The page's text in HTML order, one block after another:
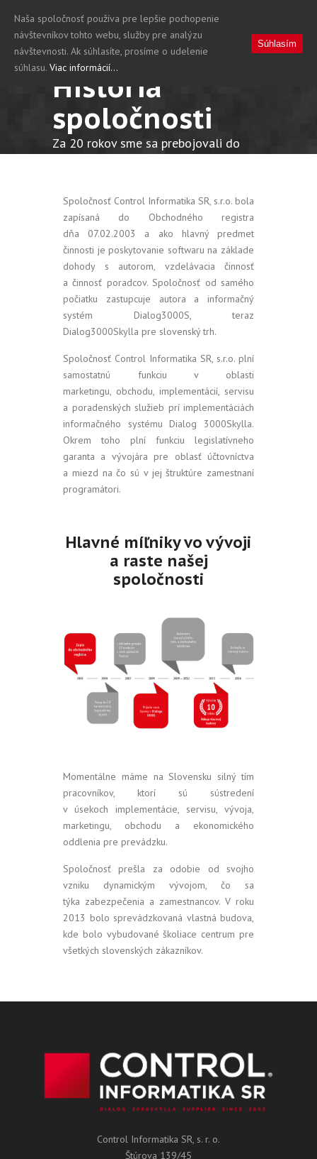
História
spoločnosti
Za 20 rokov sme sa prebojovali do
Spoločnosť Control Informatika SR, s.r.o. bola
zapísaná do Obchodného registra
dňa 07.02.2003 a ako hlavný predmet
činnosti je poskytovanie softwaru na základe
dohody s autorom, vzdelávacia činnosť
a činnosť poradcov. Spoločnosť od samého
počiatku zastupcuje autora a informačný
systém Dialog3000S, teraz
Dialog3000Skylla pre slovenský trh.
Spoločnosť Control Informatika SR, s.r.o. plní
samostatnú funkciu v oblasti
marketingu, obchodu, implementácií, servisu
a poradenských služieb prí implementáciách
informačného systému Dialog 3000Skylla.
Okrem toho plní funkciu legislatívneho
garanta a vývojára pre oblasť účtovníctva
a miezd na čo sú v jej štruktúre zamestnaní
programátori.
Hlavné míľniky vo vývoji
a raste našej
spoločnosti
Momentálne máme na Slovensku silný tím
pracovníkov, ktorí sú sústredení
v úsekoch implementácie, servisu, vývoja,
marketingu, obchodu a ekonomického
oddlenia pre prevádzku.
Spoločnosť prešla za odobie od svojho
vzniku dynamickým vývojom, čo sa
týka zabezpečenia a zamestnancov. V roku
2013 bolo sprevádzkovaná vlastná budova,
kde bolo vybudované školiace centrum pre
všetkých slovenských zákazníkov.
Control Informatika SR, s. r. o.
Štúrova 139/45
Naša spoločnosť používa pre lepšie pochopenie
návštevníkov tohto webu, služby pre analýzu
návštevnosti. Ak súhlasíte, prosíme o udelenie
súhlasu. Viac informácií...
Súhlasím